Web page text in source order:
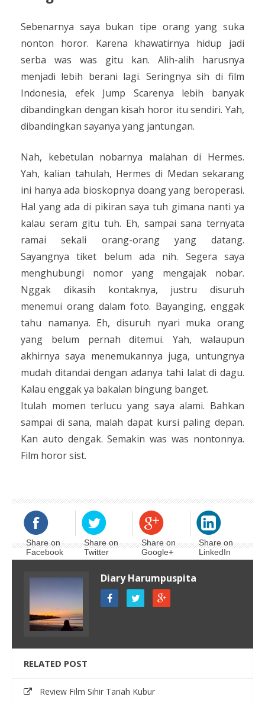
Sebenarnya saya bukan tipe orang yang suka
nonton horor. Karena khawatirnya hidup jadi
serba was was gitu kan. Alih-alih harusnya
menjadi lebih berani lagi. Seringnya sih di film
Indonesia, efek Jump Scarenya lebih banyak
dibandingkan dengan kisah horor itu sendiri. Yah,
dibandingkan sayanya yang jantungan.
Nah, kebetulan nobarnya malahan di Hermes.
Yah, kalian tahulah, Hermes di Medan sekarang
ini hanya ada bioskopnya doang yang beroperasi.
Hal yang ada di pikiran saya tuh gimana nanti ya
kalau seram gitu tuh. Eh, sampai sana ternyata
ramai sekali orang-orang yang datang.
Sayangnya tiket belum ada nih. Segera saya
menghubungi nomor yang mengajak nobar.
Nggak dikasih kontaknya, justru disuruh
menemui orang dalam foto. Bayanging, enggak
tahu namanya. Eh, disuruh nyari muka orang
yang belum pernah ditemui. Yah, walaupun
akhirnya saya menemukannya juga, untungnya
mudah ditandai dengan adanya tahi lalat di dagu.
Kalau enggak ya bakalan bingung banget.
Itulah momen terlucu yang saya alami. Bahkan
sampai di sana, malah dapat kursi paling depan.
Kan auto dengak. Semakin was was nontonnya.
Film horor sist.
Share on
Facebook
Share on
Twitter
Share on
Google+
Share on
LinkedIn
Diary Harumpuspita
RELATED POST
Review Film Sihir Tanah Kubur